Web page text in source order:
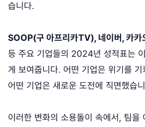
습니다.
SOOP(구 아프리카TV), 네이버, 카
등 주요 기업들의 2024년 성적표는
게 보여줍니다. 어떤 기업은 위기를
어떤 기업은 새로운 도전에 직면했습
이러한 변화의 소용돌이 속에서, 팀을